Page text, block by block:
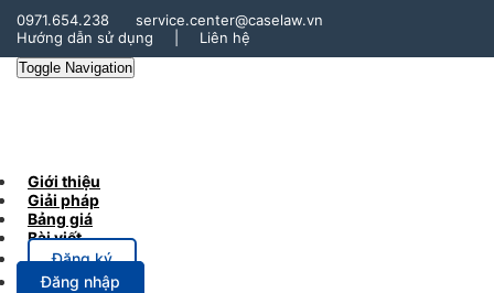
0971.654.238
service.center@caselaw.vn
Hướng dẫn sử dụng
Liên hệ
Toggle Navigation
Giới thiệu
Giải pháp
Bảng giá
Bài viết
Đăng ký
Đăng nhập